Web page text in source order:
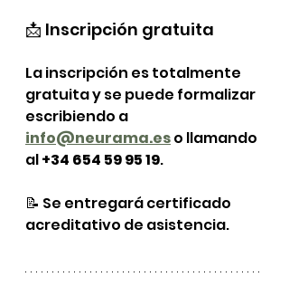
📩 Inscripción gratuita
La inscripción es totalmente
gratuita y se puede formalizar
escribiendo a
info@neurama.es o llamando
al +34 654 59 95 19.
📝 Se entregará certificado
acreditativo de asistencia.